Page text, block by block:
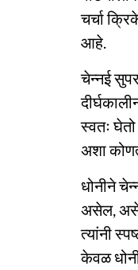
चर्चा
आहे.
चेन्नई
स्वतः
अशा
धोनीने
असेल, असे
त्यांनी
केवळ